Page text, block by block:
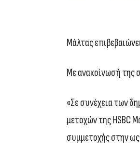
Μάλτας
Με ανακοίνωσή της
«Σε συνέχεια των
μετοχών της HSBC
συμμετοχής στην